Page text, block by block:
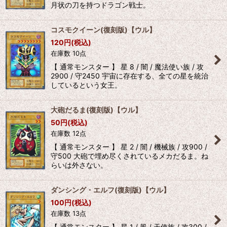
月状の刀を持つドラゴン戦士。
コスモクイーン(復刻版)【ウル】
120円(税込)
在庫数 10点
【 通常モンスター 】 星 8 / 闇 / 魔法使い族 / 攻
2900 / 守2450 宇宙に存在する、全ての星を統治
しているという女王。
大砲だるま(復刻版)【ウル】
50円(税込)
在庫数 12点
【 通常モンスター 】 星 2 / 闇 / 機械族 / 攻900 /
守500 大砲で埋め尽くされているメカだるま。ね
らいは外さない。
ダンシング・エルフ(復刻版)【ウル】
100円(税込)
在庫数 13点